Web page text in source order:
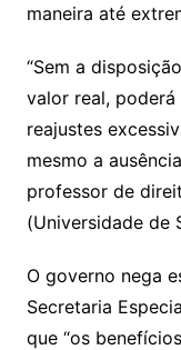
maneira até
“Sem a
valor real,
reajustes
mesmo a
professor de
(Universidade de
O governo nega
Secretaria
que “os